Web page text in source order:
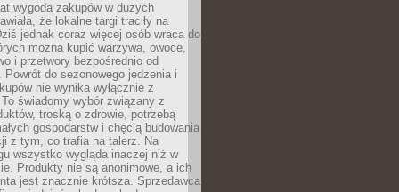
wygoda zakupów w dużych
że lokalne targi traciły na
jednak coraz więcej osób wraca do
można kupić warzywa, owoce,
i przetwory bezpośrednio od
Powrót do sezonowego jedzenia i
nie wynika wyłącznie z
świadomy wybór związany z
troską o zdrowie, potrzebą
gospodarstw i chęcią budowania
z tym, co trafia na talerz. Na
wszystko wygląda inaczej niż w
Produkty nie są anonimowe, a ich
jest znacznie krótsza. Sprzedawca